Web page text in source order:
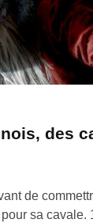
des
de
sa cavale.